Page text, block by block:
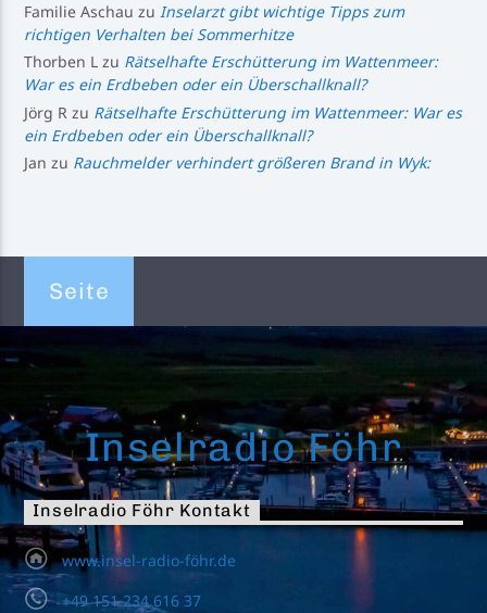
Familie Aschau zuInselarzt gibt wichtige Tipps zum
richtigen Verhalten bei Sommerhitze
Thorben L zu Rätselhafte Erschütterung im Wattenmeer:
War es ein Erdbeben oder ein Überschallknall?
Jörg R zu Rätselhafte Erschütterung im Wattenmeer: War es
ein Erdbeben oder ein Überschallknall?
Jan zu Rauchmelder verhindert größeren Brand in Wyk:
Seite
Inselradio Föhr
Inselradio Föhr Kontakt
www.insel-radio-föhr.de
+49 151 234 616 37